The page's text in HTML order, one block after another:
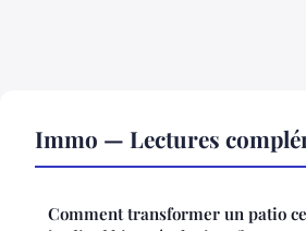
Immo — Lectures
Comment transformer un patio